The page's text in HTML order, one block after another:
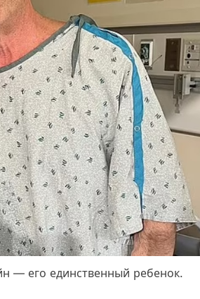
— его единственный ребенок.